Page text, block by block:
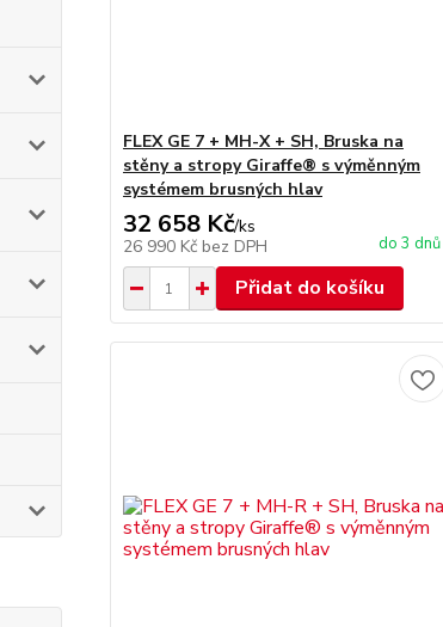
FLEX GE 7 + MH-X + SH, Bruska na
stěny a stropy Giraffe® s výměnným
systémem brusných hlav
32 658 Kč/ks
26 990 Kč bez DPH do 3 dnů
Přidat do košíku